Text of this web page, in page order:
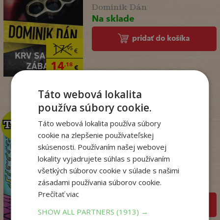
17,95€
14,18€
Dominik Dán
Na sklade
pridať do košíka
14
TOP
TOP
Dogman. Larva 22 (8)
Dav Pilkey
Na sklade
Táto webová lokalita
používa súbory cookie.
Táto webová lokalita používa súbory
cookie na zlepšenie používateľskej
skúsenosti. Používaním našej webovej
lokality vyjadrujete súhlas s používaním
všetkých súborov cookie v súlade s našimi
zásadami používania súborov cookie.
Prečítať viac
SHOW ALL PARTNERS(1913) →